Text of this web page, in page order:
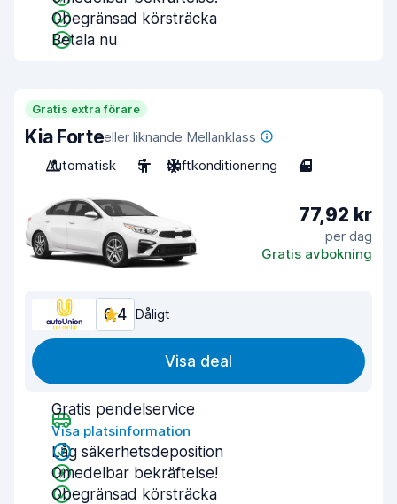
Obegränsad körsträcka
Betala nu
Gratis extra förare
Kia Forteeller liknande Mellanklass
Automatisk
5 Luftkonditionering 4
77,92 kr
per dag
Gratis avbokning
6,4 Dåligt
Visa deal
Gratis pendelservice
Visa platsinformation
Låg säkerhetsdeposition
Omedelbar bekräftelse!
Obegränsad körsträcka